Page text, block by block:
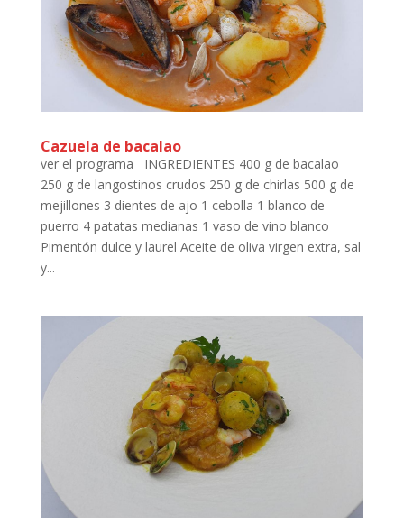
Cazuela de bacalao
ver el programa INGREDIENTES 400 g de bacalao
250 g de langostinos crudos 250 g de chirlas 500 g de
mejillones 3 dientes de ajo 1 cebolla 1 blanco de
puerro 4 patatas medianas 1 vaso de vino blanco
Pimentón dulce y laurel Aceite de oliva virgen extra, sal
y...